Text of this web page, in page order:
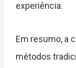
experiência.
Em resumo, a
métodos